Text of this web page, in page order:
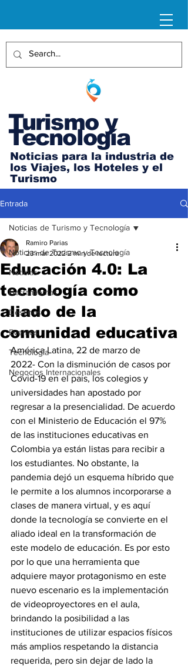
Turismo y
Tecnología
Noticias para la industria de
los Viajes, los Hoteles y el
Turismo
Entrada
Noticias de Turismo y Tecnología
Noticias
Herramientas
Destinos
Eventos
Tecnología
Negocios Internacionales
Noticias de Turismo y Tecnología
Educación 4.0: La
tecnología como
aliado de la
comunidad educativa
Ramiro Parias
23 mar 2022 2 min de lectura
América Latina, 22 de marzo de
2022- Con la disminución de casos por
Covid-19 en el país, los colegios y
universidades han apostado por
regresar a la presencialidad. De acuerdo
con el Ministerio de Educación el 97%
de las instituciones educativas en
Colombia ya están listas para recibir a
los estudiantes. No obstante, la
pandemia dejó un esquema híbrido que
le permite a los alumnos incorporarse a
clases de manera virtual, y es aquí
donde la tecnología se convierte en el
aliado ideal en la transformación de
este modelo de educación. Es por esto
por lo que una herramienta que
adquiere mayor protagonismo en este
nuevo escenario es la implementación
de videoproyectores en el aula,
brindando la posibilidad a las
instituciones de utilizar espacios físicos
más amplios respetando la distancia
requerida, pero sin dejar de lado la